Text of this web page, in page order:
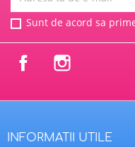
Sunt de acord sa
Facebook
INFORMATII UTILE